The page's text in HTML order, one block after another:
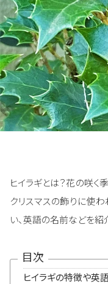
ヒイラギとは？花の咲く
クリスマスの飾りに使
い、英語の名前などを紹
目次
ヒイラギの特徴や英